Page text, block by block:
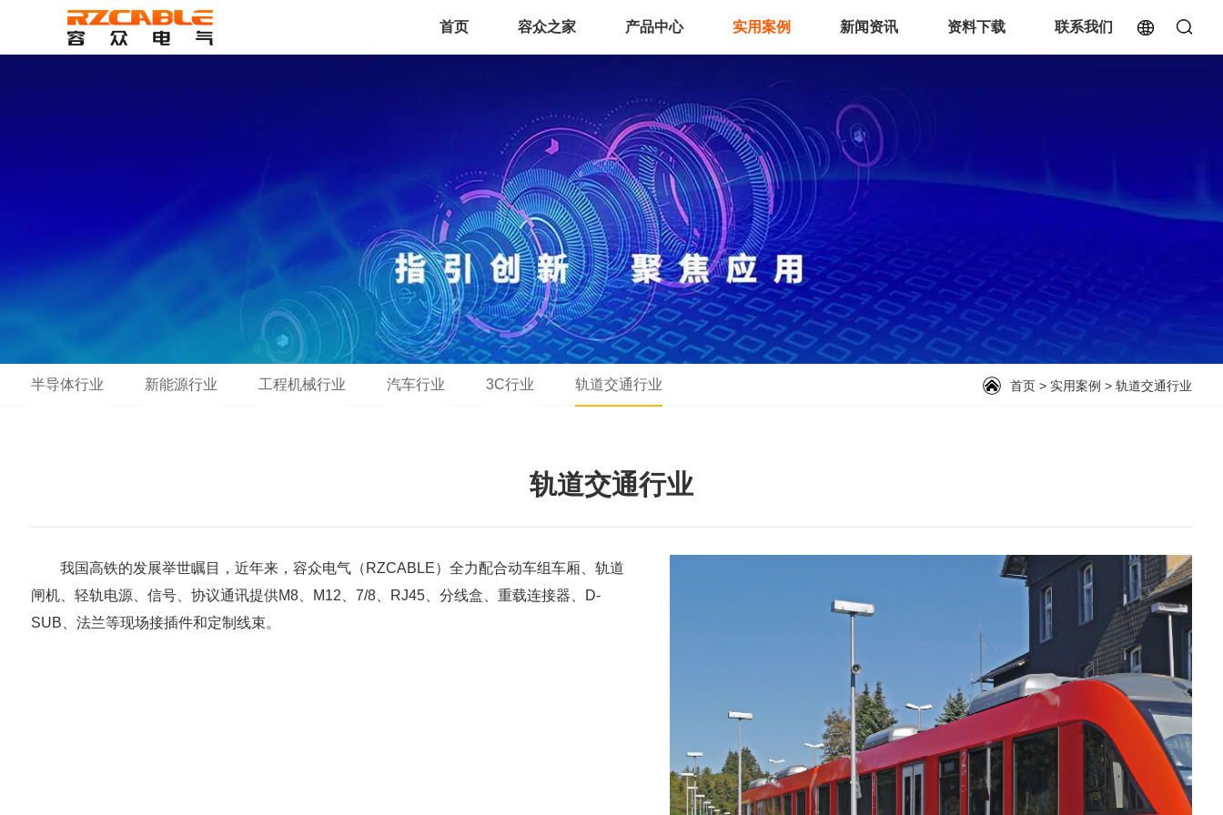
首页 容众之家 产品中心 实用案例 新闻资讯 资料下载 联系我们
半导体行业 新能源行业 工程机械行业 汽车行业 3C行业 轨道交通行业 首页 > 实用案例 >轨道交通行业
轨道交通行业
我国高铁的发展举世瞩目，近年来，容众电气（RZCABLE）全力配合动车组车厢、轨道
闸机、轻轨电源、信号、协议通讯提供M8、M12、7/8、RJ45、分线盒、重载连接器、D-
SUB、法兰等现场接插件和定制线束。